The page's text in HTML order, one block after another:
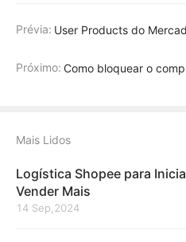
Prévia:
Próximo: Como bloquear o
Mais Lidos
Logística Shopee para
Vender Mais
14 Sep,2024